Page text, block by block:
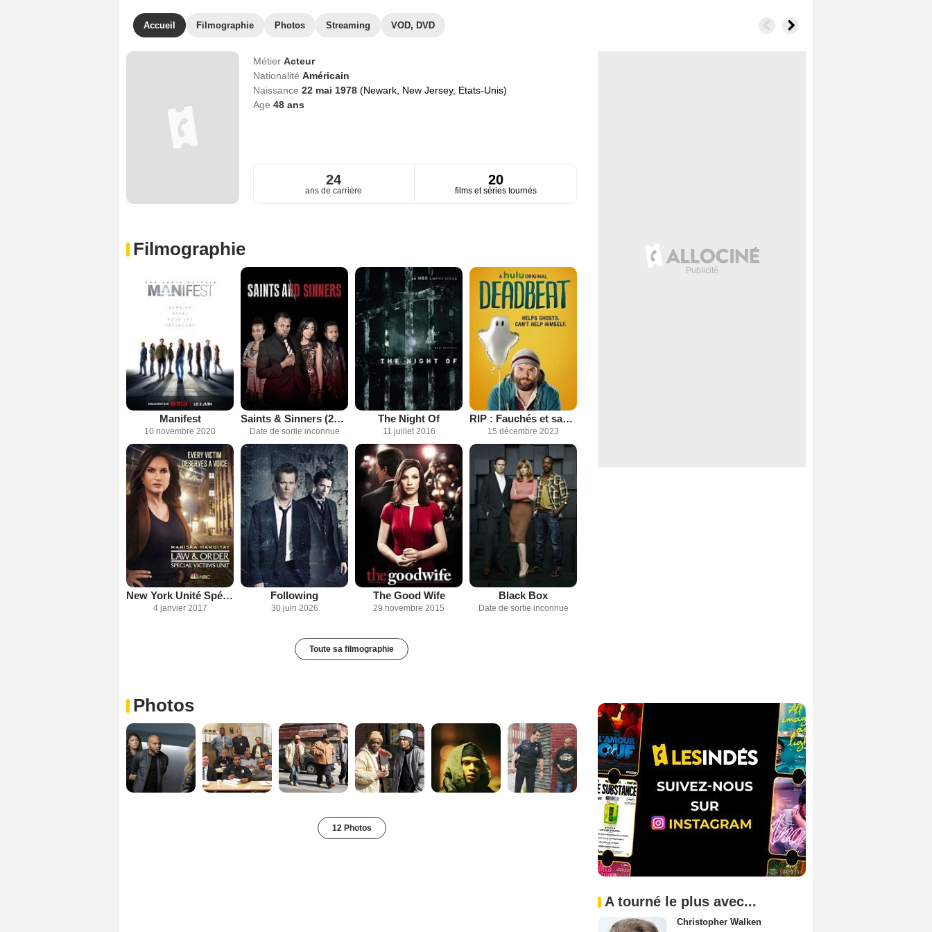
Accueil Filmographie Photos Streaming VOD, DVD
Métier Acteur
Nationalité Américain
Naissance 22 mai 1978 (Newark, New Jersey, Etats-Unis)
Age 48ans
24
ans de carrière
20
films et séries tournés
Filmographie
Manifest
10 novembre 2020
Saints & Sinners (2016)
Date de sortie inconnue
The Night Of
11 juillet 2016
RIP : Fauchés et sans repos
15 décembre 2023
New York Unité Spéciale
4 janvier 2017
Following
30 juin 2026
The Good Wife
29 novembre 2015
Black Box
Date de sortie inconnue
Toute sa filmographie
Photos
12 Photos
A tourné le plus avec...
Christopher Walken